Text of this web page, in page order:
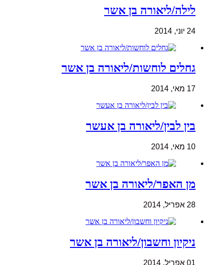
לילה/ליאורה בן אשר
24 יוני, 2014
גחלים לוחשות/ליאורה בן אשר
17 מאי, 2014
בין לבין/ליאורה בן אעשר
10 מאי, 2014
מן האפר/ליאורה בן אשר
28 אפריל, 2014
ניקיון וחשבון/ליאורה בן אשר
01 אפריל, 2014